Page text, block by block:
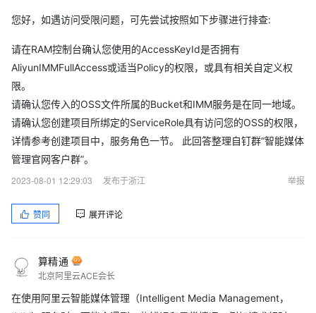
您好，如遇访问受限问题，可先尝试按照如下步骤进行排查:
请在RAM控制台确认您使用的AccessKeyId是否拥有
AliyunIMMFullAccess或适当Policy的权限，或具有相关自定义权
限。
请确认您传入的OSS文件所属的Bucket和IMM服务是在同一地域。
请确认您创建项目所绑定的ServiceRole具有访问您的OSS的权限，
详情参考创建项目中，服务角色一节。 此回答整理自钉群“智能媒体
管理官网客户群”。
2023-08-01 12:29:03
发布于浙江 举报
赞同 展开评论
算精通
北京阿里云ACE会长
在使用阿里云智能媒体管理（Intelligent Media Management，